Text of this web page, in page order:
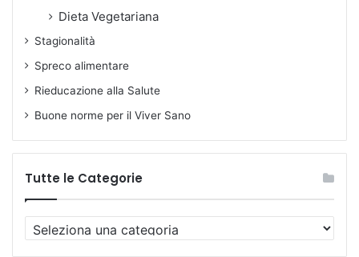
Dieta Vegetariana
Stagionalità
Spreco alimentare
Rieducazione alla Salute
Buone norme per il Viver Sano
Tutte le Categorie
Tutte
le